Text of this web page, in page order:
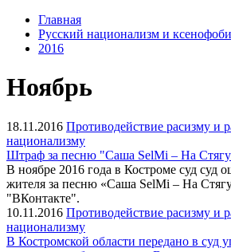
Главная
Русский национализм и
2016
Ноябрь
18.11.2016 Противодействие расизму и
национализму
Штраф за песню "Саша SelMi – На
В ноябре 2016 года в Костроме суд суд
жителя за песню «Саша SelMi – На
"ВКонтакте".
10.11.2016 Противодействие расизму и
национализму
В Костромской области передано в суд